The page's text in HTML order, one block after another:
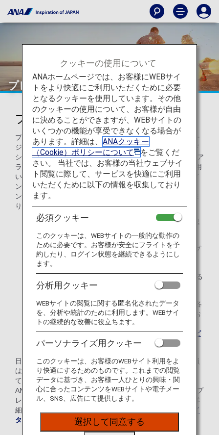
プレミアムポイント
プレミアムポイントとは
プレミアムポイントは、ANAグループ運航便（ANA・エアー
ジャパン・ANAウイングス）、日本国内のANA便名のコード
シェア便、スター アライアンス加盟航空会社およびスター ア
ライアンス コネクティングパートナー運航便を１年間ご利用
いただいた場合に、獲得したマイルとは別に積算されるポイ
ントです。毎年1月から12月までに獲得したプレミアムポイ
ントによって、翌年のプレミアムメンバーステイタスが決ま
り、それに応じたサービスをご利用いただけます。
* プレミアムポイント数は
ご利用実績照会
でご確認
いただけます。
マイルをプレミアムポイントに交換したり、マイルとプ
レミアムポイントを合算したりすることはできません。
プレミアムポイントは、1暦年（1月～12月）に獲得する
ものであり、翌年に繰り越すことはできません。
翌年度のステイタスが決定する12月末日よりも早く、各
ステイタスに必要なプレミアムポイントを獲得されたお
客様には、翌年3月末日まで、ダイヤモンド、プラチ
ナ、ブロンズそれぞれのプレミアムメンバー事前サービ
をご利用いただけます。
日本発行のANAカードをお持ちのANAマイレージクラブ会員
は、飛行機のご利用による獲得プレミアムポイントに加え
て、ライフソリューションサービスの利用数とANAカード・
ANA Pay決済額を合わせた3つの条件を全て達成することでプ
レミアムメンバーステイタスを獲得することもできます。詳
細は
「ライフソリューションサービス利用が多い方のステイ
タス獲得条件」
をご覧ください。
クッキーの使用について
ANAホームページでは、お客様にWEBサイ
トをより快適にご利用いただくために必要
となるクッキーを使用しています。その他
のクッキーの使用について、お客様が自由
に決めることができますが、WEBサイトの
いくつかの機能が享受できなくなる場合が
あります。詳細は、 ANAクッキー
（Cookie）ポリシーについて
をご覧くだ
さい。 当社では、お客様の当社ウェブサイ
ト閲覧に際して、サービスを快適にご利用
いただくために以下の情報を収集しており
ます。
必須クッキー
このクッキーは、WEBサイトの一般的な動作の
ために必要です。お客様が安全にフライトを予
約したり、ログイン状態を継続できるようにし
ます。
分析用クッキー
WEBサイトの閲覧に関する匿名化されたデータ
を、分析や統計のために利用します。WEBサイ
トの継続的な改善に役立ちます。
パーソナライズ用クッキー
このクッキーは、お客様のWEBサイト利用をよ
り快適にするためのものです。これまでの閲覧
データに基づき、お客様一人ひとりの興味・関
心に合ったコンテンツをWEBサイトや電子メー
ル、SNS、広告にて提供します。
選択して同意する